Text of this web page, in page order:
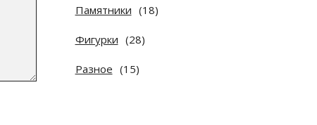
Памятники (18)
Фигурки (28)
Разное (15)